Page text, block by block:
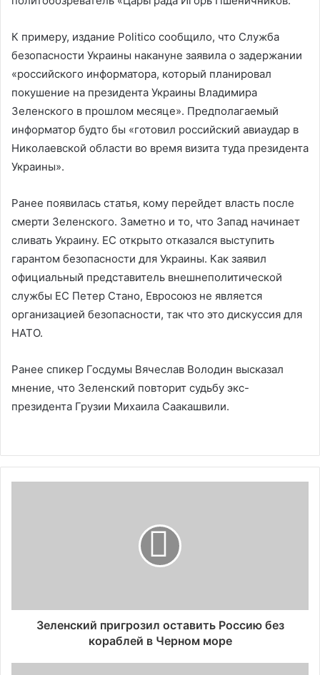
К примеру, издание Politico сообщило, что Служба
безопасности Украины накануне заявила о задержании
«российского информатора, который планировал
покушение на президента Украины Владимира
Зеленского в прошлом месяце». Предполагаемый
информатор будто бы «готовил российский авиаудар в
Николаевской области во время визита туда президента
Украины».
Ранее появилась статья, кому перейдет власть после
смерти Зеленского. Заметно и то, что Запад начинает
сливать Украину. ЕС открыто отказался выступить
гарантом безопасности для Украины. Как заявил
официальный представитель внешнеполитической
службы ЕС Петер Стано, Евросоюз не является
организацией безопасности, так что это дискуссия для
НАТО.
Ранее спикер Госдумы Вячеслав Володин высказал
мнение, что Зеленский повторит судьбу экс-
президента Грузии Михаила Саакашвили.
Зеленский пригрозил оставить Россию без
кораблей в Черном море